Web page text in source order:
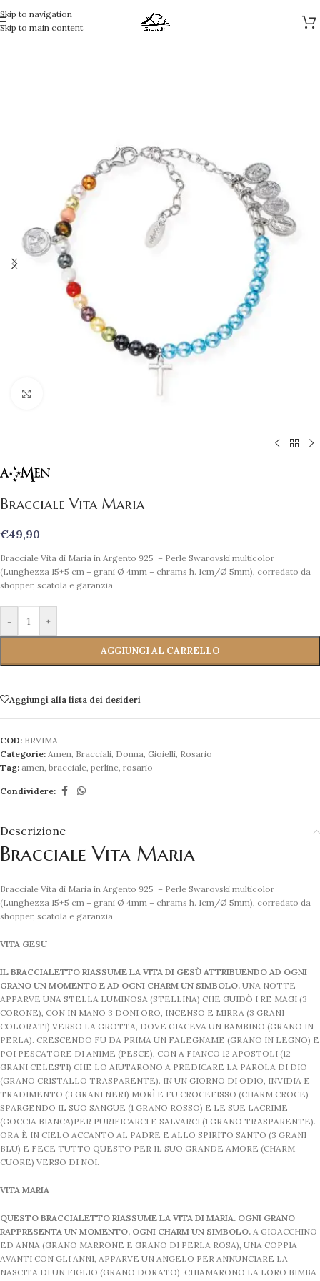
Skip to navigation
Skip to main content
Bracciale Vita Maria
€49,90
Bracciale Vita di Maria in Argento 925 – Perle Swarovski multicolor
(Lunghezza 15+5 cm – grani Ø 4mm – chrams h. 1cm/Ø 5mm), corredato da
shopper, scatola e garanzia
- +
AGGIUNGI AL CARRELLO
Aggiungi alla lista dei desideri
COD: BRVIMA
Categorie: Amen, Bracciali, Donna, Gioielli, Rosario
Tag: amen, bracciale, perline, rosario
Condividere:
Descrizione
Bracciale Vita Maria
Bracciale Vita di Maria in Argento 925 – Perle Swarovski multicolor
(Lunghezza 15+5 cm – grani Ø 4mm – chrams h. 1cm/Ø 5mm), corredato da
shopper, scatola e garanzia
VITA GESU
IL BRACCIALETTO RIASSUME LA VITA DI GESÙ ATTRIBUENDO AD OGNI
GRANO UN MOMENTO E AD OGNI CHARM UN SIMBOLO. UNA NOTTE
APPARVE UNA STELLA LUMINOSA (STELLINA) CHE GUIDÒ I RE MAGI (3
CORONE), CON IN MANO 3 DONI ORO, INCENSO E MIRRA (3 GRANI
COLORATI) VERSO LA GROTTA, DOVE GIACEVA UN BAMBINO (GRANO IN
PERLA). CRESCENDO FU DA PRIMA UN FALEGNAME (GRANO IN LEGNO) E
POI PESCATORE DI ANIME (PESCE), CON A FIANCO 12 APOSTOLI (12
GRANI CELESTI) CHE LO AIUTARONO A PREDICARE LA PAROLA DI DIO
(GRANO CRISTALLO TRASPARENTE). IN UN GIORNO DI ODIO, INVIDIA E
TRADIMENTO (3 GRANI NERI) MORÌ E FU CROCEFISSO (CHARM CROCE)
SPARGENDO IL SUO SANGUE (1 GRANO ROSSO) E LE SUE LACRIME
(GOCCIA BIANCA)PER PURIFICARCI E SALVARCI (1 GRANO TRASPARENTE).
ORA È IN CIELO ACCANTO AL PADRE E ALLO SPIRITO SANTO (3 GRANI
BLU) E FECE TUTTO QUESTO PER IL SUO GRANDE AMORE (CHARM
CUORE) VERSO DI NOI.
VITA MARIA
QUESTO BRACCIALETTO RIASSUME LA VITA DI MARIA. OGNI GRANO
RAPPRESENTA UN MOMENTO, OGNI CHARM UN SIMBOLO. A GIOACCHINO
ED ANNA (GRANO MARRONE E GRANO DI PERLA ROSA), UNA COPPIA
AVANTI CON GLI ANNI, APPARVE UN ANGELO PER ANNUNCIARE LA
NASCITA DI UN FIGLIO (GRANO DORATO). CHIAMARONO LA LORO BIMBA